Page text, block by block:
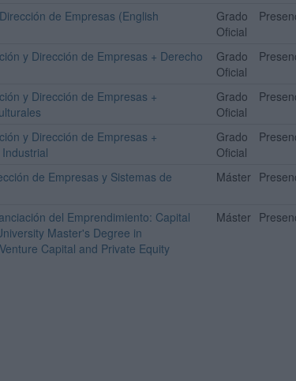
de Empresas (English
Grado
Oficial
y Dirección de Empresas + Derecho
Grado
Oficial
y Dirección de Empresas +
Grado
Oficial
y Dirección de Empresas +
Grado
Oficial
de Empresas y Sistemas de
Máster
del Emprendimiento: Capital
Master's Degree in
Capital and Private Equity
Máster